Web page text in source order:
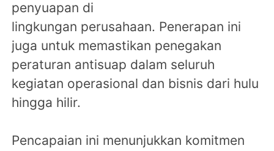
penyuapan di
lingkungan perusahaan. Penerapan ini
juga untuk memastikan penegakan
peraturan antisuap dalam seluruh
kegiatan operasional dan bisnis dari hulu
hingga hilir.
Pencapaian ini menunjukkan komitmen